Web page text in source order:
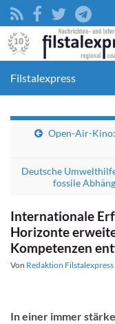
Filstalexpress
Open-Air-
Deutsche
fossile
Internationale
Horizonte
Kompetenzen
Von Redaktion Filstalexpress
In einer immer